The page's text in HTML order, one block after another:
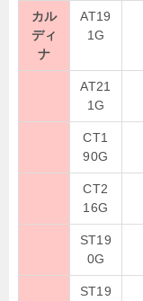
カル
ディ
ナ
AT19
1G
AT21
1G
CT1
90G
CT2
16G
ST19
0G
ST19